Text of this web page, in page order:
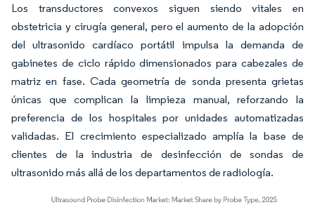
Los transductores convexos siguen siendo vitales en
obstetricia y cirugía general, pero el aumento de la adopción
del ultrasonido cardíaco portátil impulsa la demanda de
gabinetes de ciclo rápido dimensionados para cabezales de
matriz en fase. Cada geometría de sonda presenta grietas
únicas que complican la limpieza manual, reforzando la
preferencia de los hospitales por unidades automatizadas
validadas. El crecimiento especializado amplía la base de
clientes de la industria de desinfección de sondas de
ultrasonido más allá de los departamentos de radiología.